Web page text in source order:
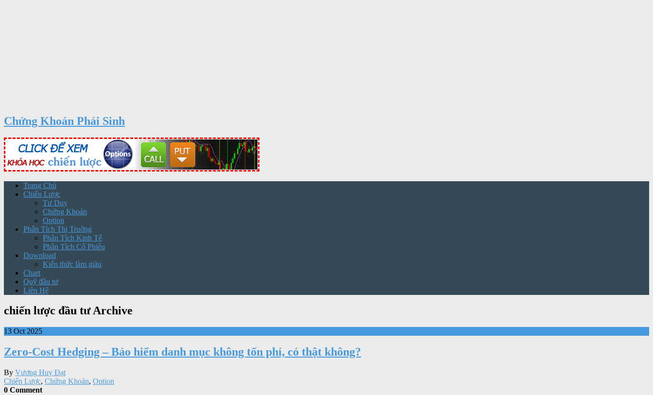
Chứng Khoán Phái Sinh
Trang Chủ
Chiến Lược
Tư Duy
Chứng Khoán
Option
Phân Tích Thị Truờng
Phân Tích Kinh Tế
Phân Tích Cổ Phiếu
Download
Kiến thức làm giàu
Chart
Quỹ đầu tư
Liên Hệ
chiến lược đầu tư Archive
13 Oct 2025
Zero-Cost Hedging – Bảo hiểm danh mục không tốn phí, có thật không?
By Vương Huy Đạt
Chiến Lược, Chứng Khoán, Option
0 Comment